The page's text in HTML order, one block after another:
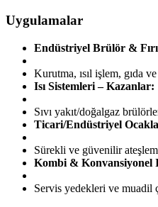
Uygulamalar
Endüstriyel Brülör &
Kurutma, ısıl işlem, gıda
Isı Sistemleri – Kazanlar:
Sıvı yakıt/doğalgaz
Ticari/Endüstriyel
Sürekli ve güvenilir
Kombi & Konvansiyonel
Servis yedekleri ve muadil